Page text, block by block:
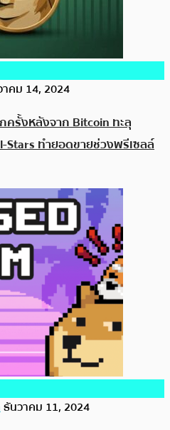
คม 14, 2024
รั้งหลังจาก Bitcoin ทะลุ
ทำยอดขายช่วงพรีเซลล์
ธันวาคม 11, 2024